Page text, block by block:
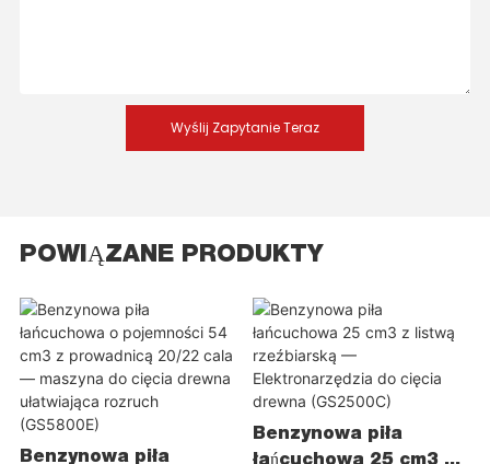
Wyślij Zapytanie Teraz
POWIĄZANE PRODUKTY
Benzynowa piła
Benzynowa piła